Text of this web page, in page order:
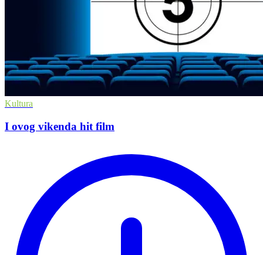
Kultura
I ovog vikenda hit film